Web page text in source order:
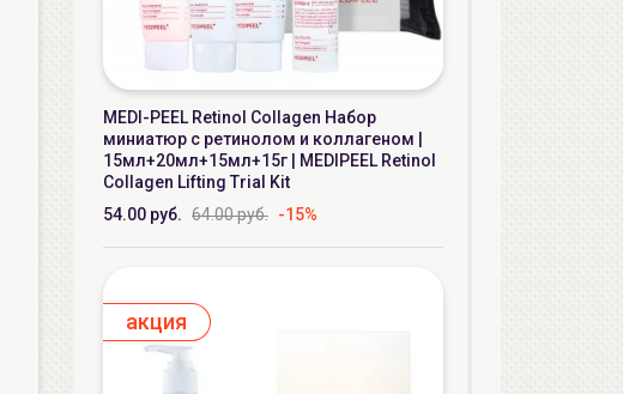
MEDI-PEEL Retinol Collagen Набор
миниатюр с ретинолом и коллагеном |
15мл+20мл+15мл+15г | MEDIPEEL Retinol
Collagen Lifting Trial Kit
54.00 руб. 64.00 руб. -15%
aкция